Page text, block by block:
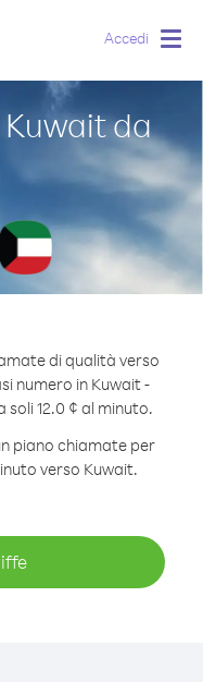
Accedi
da
di qualità verso
numero in Kuwait -
12.0 ¢ al minuto.
piano chiamate per
verso Kuwait.